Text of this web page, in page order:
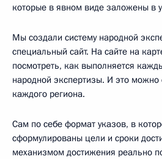
которые в явном виде заложены в
Мы создали систему народной
специальный сайт. На сайте на
посмотреть, как выполняется
народной экспертизы. И это можно
каждого региона.
Сам по себе формат указов, в
сформулированы цели и сроки
механизмом достижения реально